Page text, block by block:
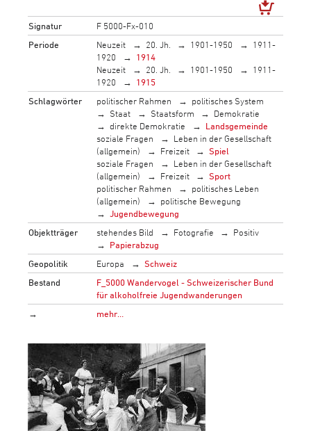
Signatur
F 5000-Fx-010
Periode
Neuzeit 20. Jh. 1901-1950
1911-
1920
1914
Neuzeit
20. Jh. 1901-1950
1911-
1920
1915
Schlagwörter
politischer Rahmen
politisches System
Staat
Staatsform
Demokratie
direkte Demokratie
Landsgemeinde
soziale Fragen
Leben in der Gesellschaft
(allgemein)
Freizeit
Spiel
soziale Fragen
Leben in der Gesellschaft
(allgemein)
Freizeit
Sport
politischer Rahmen
politisches Leben
(allgemein)
politische Bewegung
Jugendbewegung
Objektträger
stehendes Bild Fotografie
Positiv
Papierabzug
Geopolitik
Europa
Schweiz
Bestand
F_5000 Wandervogel - Schweizerischer Bund
für alkoholfreie Jugendwanderungen
→
mehr…